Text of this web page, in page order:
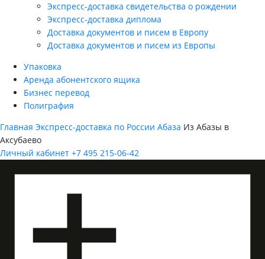
Экспресс-доставка свидетельства о рождении
Экспресс-доставка диплома
Доставка документов и писем в Европу
Доставка документов и писем из Европы
Упаковка
Аренда абонентского ящика
Бизнес перевод
Полиграфия
Главная Экспресс-доставка по России Абаза Из Абазы в
Аксубаево
Личный кабинет +7 495 215-06-42